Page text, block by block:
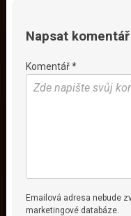
Napsat komentář
Komentář *
Emailová adresa nebude
marketingové databáze.